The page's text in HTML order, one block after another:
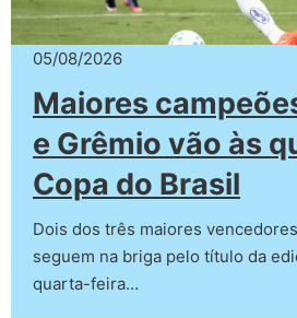
05/08/2026
Maiores
e Grêmio vão às
Copa do Brasil
Dois dos três maiores
seguem na briga pelo título da
quarta-feira…